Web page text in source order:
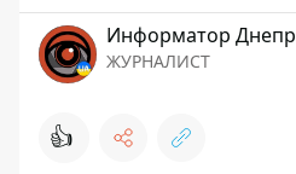
Информатор Днепр
ЖУРНАЛИСТ
👍